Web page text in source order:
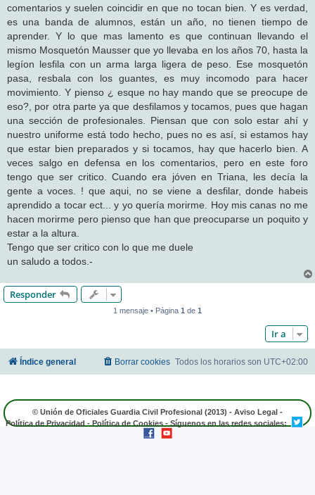
comentarios y suelen coincidir en que no tocan bien. Y es verdad,
es una banda de alumnos, están un año, no tienen tiempo de
aprender. Y lo que mas lamento es que continuan llevando el
mismo Mosquetón Mausser que yo llevaba en los años 70, hasta la
legíon lesfila con un arma larga ligera de peso. Ese mosquetón
pasa, resbala con los guantes, es muy incomodo para hacer
movimiento. Y pienso ¿ esque no hay mando que se preocupe de
eso?, por otra parte ya que desfilamos y tocamos, pues que hagan
una sección de profesionales. Piensan que con solo estar ahí y
nuestro uniforme está todo hecho, pues no es así, si estamos hay
que estar bien preparados y si tocamos, hay que hacerlo bien. A
veces salgo en defensa en los comentarios, pero en este foro
tengo que ser critico. Cuando era jóven en Triana, les decía la
gente a voces. ! que aqui, no se viene a desfilar, donde habeis
aprendido a tocar ect... y yo quería morirme. Hoy mis canas no me
hacen morirme pero pienso que han que preocuparse un poquito y
estar a la altura.
Tengo que ser critico con lo que me duele
un saludo a todos.-
Responder
1 mensaje • Página 1 de 1
Ir a
Índice general Todos los horarios son UTC+02:00
Borrar cookies
© Unión de Oficiales Guardia Civil Profesional (2013) - Aviso Legal -
Política de Privacidad - Política de Cookies - Síguenos en las redes sociales: